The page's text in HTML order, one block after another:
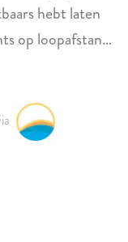
hebt laten
op loopafstand